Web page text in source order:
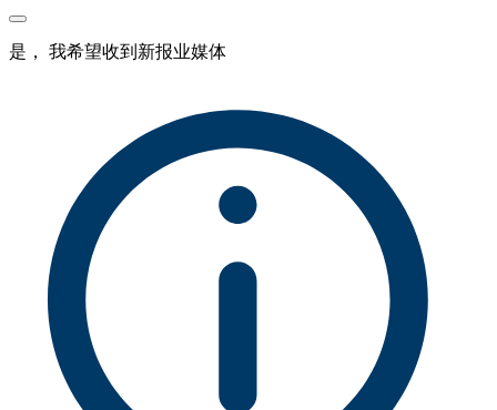
是， 我希望收到新报业媒体